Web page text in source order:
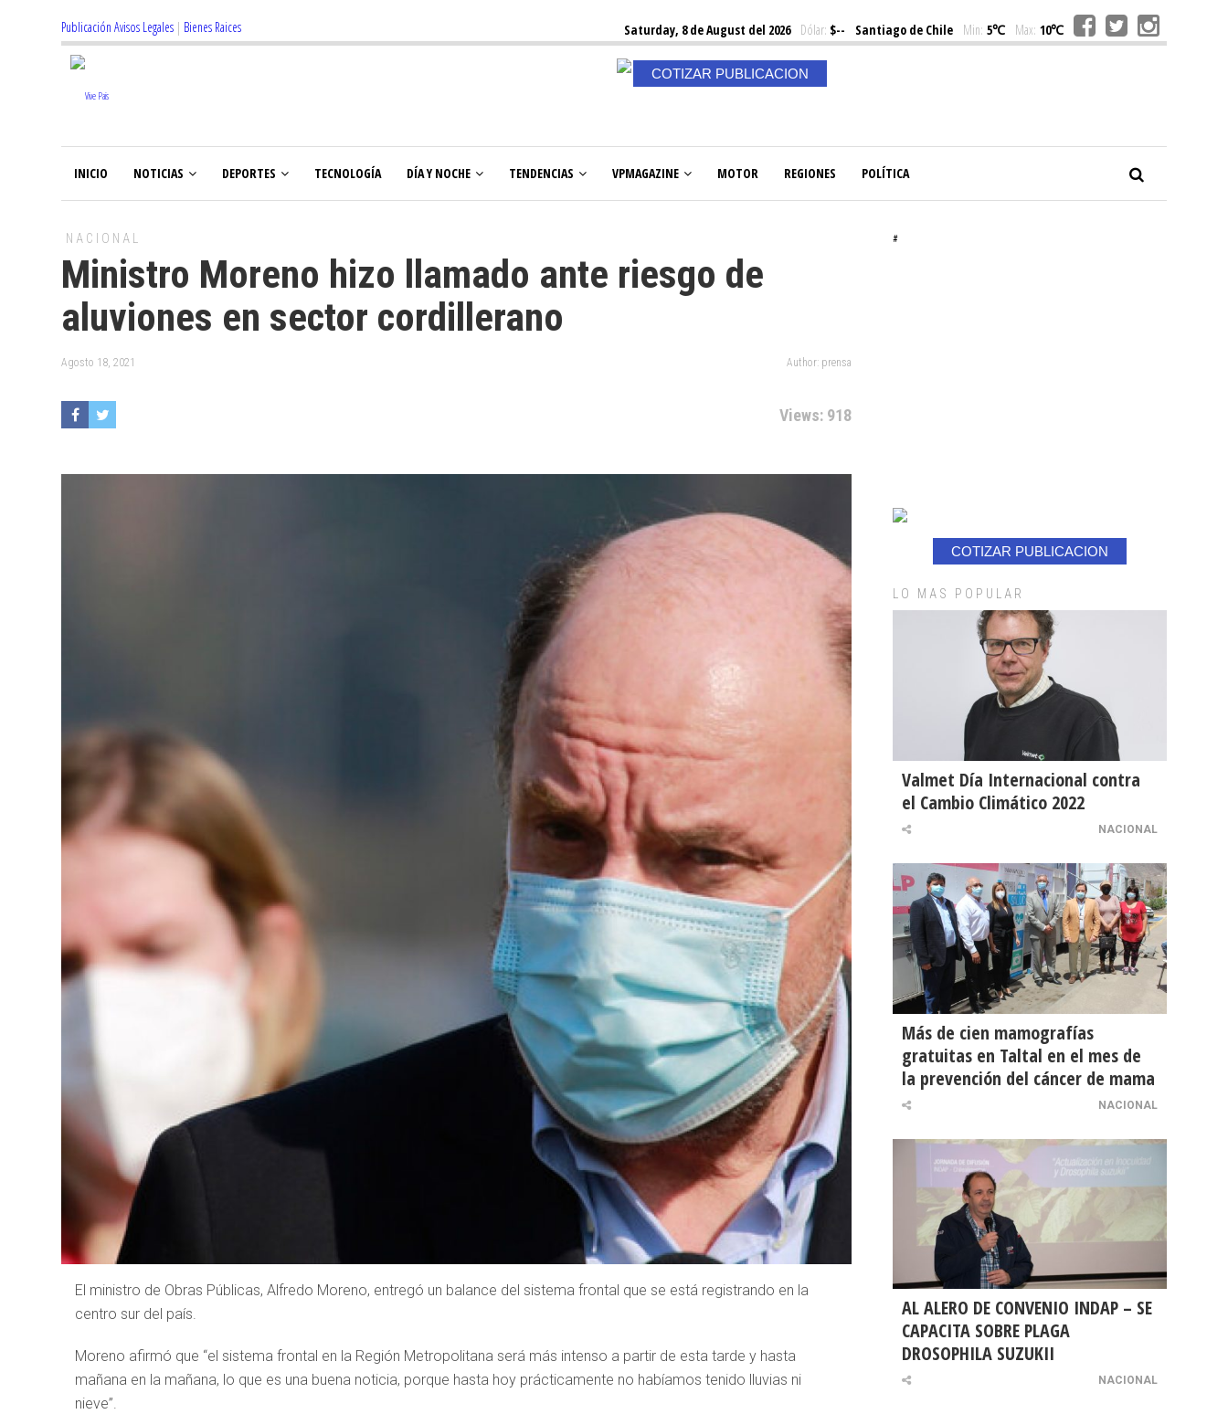
Publicación Avisos Legales | Bienes Raices Saturday, 8 de August del 2026Dólar: $-- Santiago de Chile Min: 5℃ Max: 10℃
COTIZAR PUBLICACION
INICIO NOTICIAS DEPORTES TECNOLOGÍA DÍA Y NOCHE TENDENCIAS VPMAGAZINE MOTOR REGIONES POLÍTICA
NACIONAL
Ministro Moreno hizo llamado ante riesgo de
aluviones en sector cordillerano
Agosto 18, 2021 Author: prensa
Views: 918
El ministro de Obras Públicas, Alfredo Moreno, entregó un balance del sistema frontal que se está registrando en la
centro sur del país.
Moreno afirmó que “el sistema frontal en la Región Metropolitana será más intenso a partir de esta tarde y hasta
mañana en la mañana, lo que es una buena noticia, porque hasta hoy prácticamente no habíamos tenido lluvias ni
nieve”.
#
COTIZAR PUBLICACION
LO MAS POPULAR
Valmet Día Internacional contra
el Cambio Climático 2022
NACIONAL
Más de cien mamografías
gratuitas en Taltal en el mes de
la prevención del cáncer de mama
NACIONAL
AL ALERO DE CONVENIO INDAP – SE
CAPACITA SOBRE PLAGA
DROSOPHILA SUZUKII
NACIONAL